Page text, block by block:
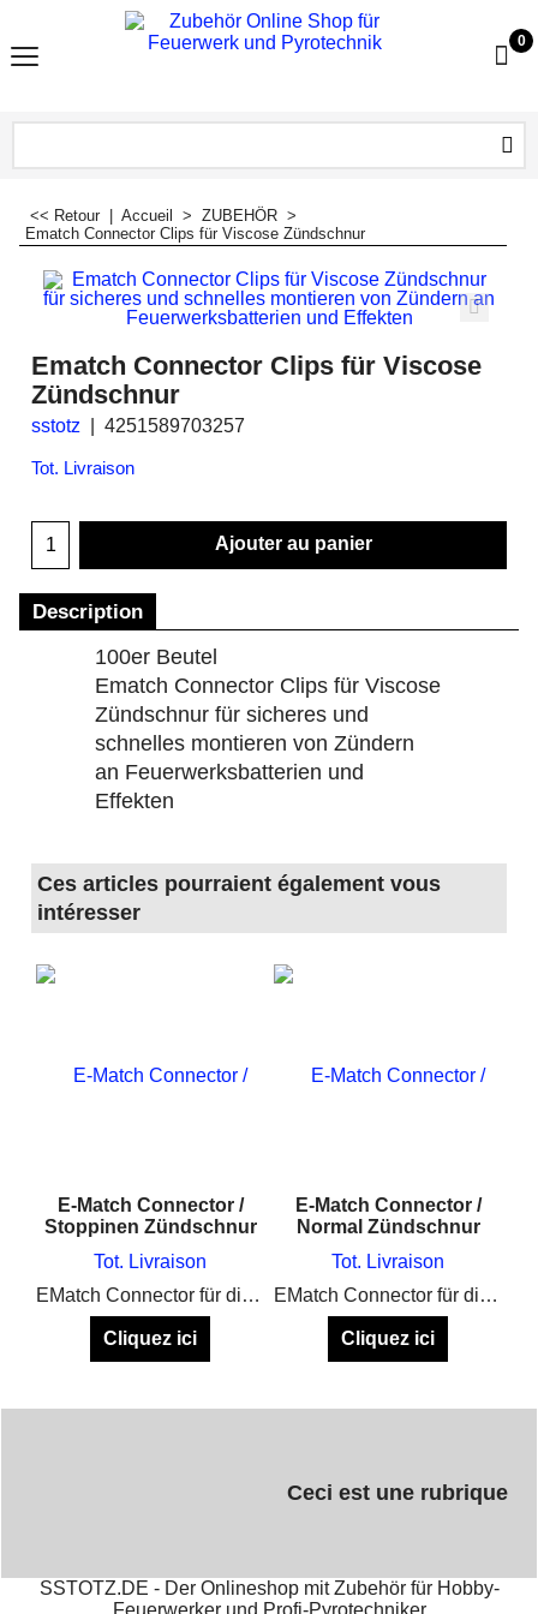
0
<< Retour Accueil > ZUBEHÖR >
Ematch Connector Clips für Viscose Zündschnur
Ematch Connector Clips für Viscose
Zündschnur
sstotz 4251589703257
Tot. Livraison
Ajouter au panier
Description
100er Beutel
Ematch Connector Clips für Viscose
Zündschnur für sicheres und
schnelles montieren von Zündern
an Feuerwerksbatterien und
Effekten
Ces articles pourraient également vous
intéresser
E-Match Connector /
Stoppinen Zündschnur
Tot. Livraison
EMatch Connector für die Schnelle Verbindung von Zünder und Zündschnur auf dem Abbrennplatz
Cliquez ici
E-Match Connector /
Normal Zündschnur
Tot. Livraison
EMatch Connector für die Schnelle Verbindung von Zünder und Zündschnur auf dem Abbrennplatz
Cliquez ici
Ceci est une rubrique
SSTOTZ.DE - Der Onlineshop mit Zubehör für Hobby-
Feuerwerker und Profi-Pyrotechniker